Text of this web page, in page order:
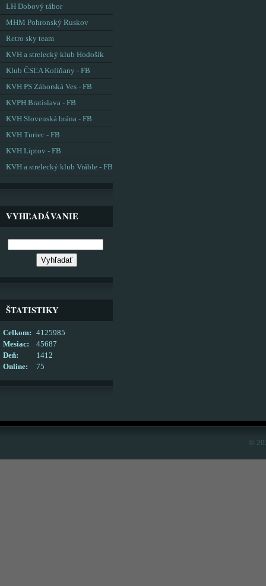
LH Dobový tábor
MHM Pohronský Ruskov
Retro sky team
KVH a strelecký klub Hodošík
Klub ČSĽA Kolíňany - FB
KVH PS Záhorská Ves - FB
KVPH Bratislava - FB
KVH Slovenská brána - FB
KVH Turiec - FB
KVH Liptov - FB
KVH a strelecký klub Vráble - FB
VYHĽADÁVANIE
ŠTATISTIKY
Online: 75
Celkom:
4125985
Mesiac:
45687
Deň:
1412
©